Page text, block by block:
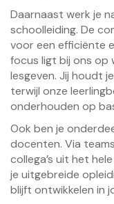
Daarnaast werk je
schoolleiding. De
voor een efficiënte
focus ligt bij ons op
lesgeven. Jij houdt
terwijl onze
onderhouden op
Ook ben je
docenten. Via
collega’s uit het
je uitgebreide
blijft ontwikkelen in